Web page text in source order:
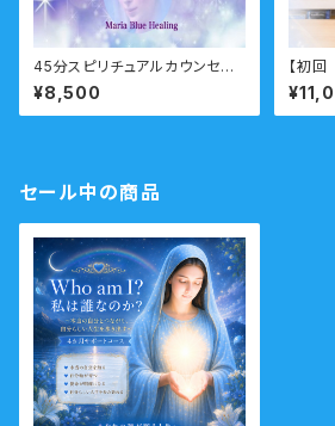
45分スピリチュアルカウンセリ
ング 前世・オーラ・ガイドメ
ッセージ
¥8,500
【初
ル相
セール中の商品